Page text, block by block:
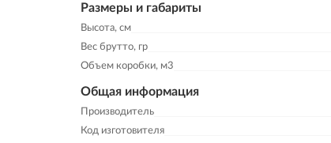
Размеры и габариты
Высота, см
Вес брутто, гр
Объем коробки, м3
Общая информация
Производитель
Код изготовителя